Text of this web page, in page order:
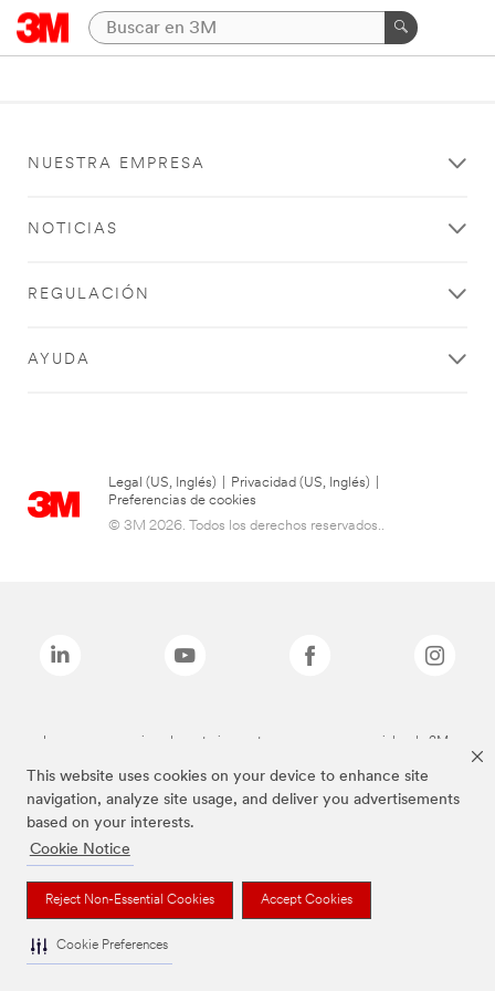
This website uses cookies on your device to enhance site
navigation, analyze site usage, and deliver you advertisements
based on your interests.
Cookie Notice
Reject Non-Essential Cookies Accept Cookies
Cookie Preferences
NUESTRA EMPRESA
NOTICIAS
REGULACIÓN
AYUDA
Legal (US, Inglés) Privacidad (US, Inglés)
Preferencias de cookies
© 3M 2026. Todos los derechos reservados..
Las marcas mencionadas anteriormente son marcas comerciales de 3M.